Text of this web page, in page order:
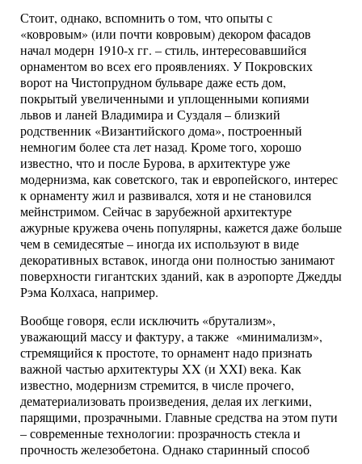
Стоит, однако, вспомнить о том, что опыты с
«ковровым» (или почти ковровым) декором фасадов
начал модерн 1910-х гг. – стиль, интересовавшийся
орнаментом во всех его проявлениях. У Покровских
ворот на Чистопрудном бульваре даже есть дом,
покрытый увеличенными и уплощенными копиями
львов и ланей Владимира и Суздаля – близкий
родственник «Византийского дома», построенный
немногим более ста лет назад. Кроме того, хорошо
известно, что и после Бурова, в архитектуре уже
модернизма, как советского, так и европейского, интерес
к орнаменту жил и развивался, хотя и не становился
мейнстримом. Сейчас в зарубежной архитектуре
ажурные кружева очень популярны, кажется даже больше
чем в семидесятые – иногда их используют в виде
декоративных вставок, иногда они полностью занимают
поверхности гигантских зданий, как в аэропорте Джедды
Рэма Колхаса, например.
Вообще говоря, если исключить «брутализм»,
уважающий массу и фактуру, а также «минимализм»,
стремящийся к простоте, то орнамент надо признать
важной частью архитектуры XX (и XXI) века. Как
известно, модернизм стремится, в числе прочего,
дематериализовать произведения, делая их легкими,
парящими, прозрачными. Главные средства на этом пути
– современные технологии: прозрачность стекла и
прочность железобетона. Однако старинный способ